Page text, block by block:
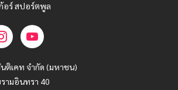
อร์ สปอร์ตพูล
ติเคท จำกัด (มหาชน)
ามอินทรา 40